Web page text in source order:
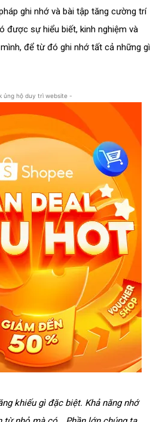
ghi nhớ và bài tập tăng cường trí
được sự hiểu biết, kinh nghiệm và
để từ đó ghi nhớ tất cả những gì
ủng hộ duy trì website -
khiếu gì đặc biệt. Khả năng nhớ